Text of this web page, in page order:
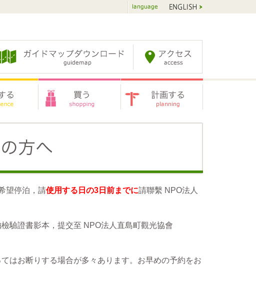
望停泊，請使用する日の3日前までに請聯繫 NPO法人
驗證書影本，提交至 NPO法人直島町觀光協會
はお断りする場合が多々あります。お早めの予約をお